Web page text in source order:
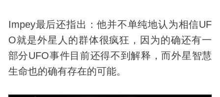
Impey最后还指出：他并不单纯地认为相信UF
O就是外星人的群体很疯狂，因为的确还有一
部分UFO事件目前还得不到解释，而外星智慧
生命也的确有存在的可能。